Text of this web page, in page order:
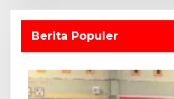
Berita Populer